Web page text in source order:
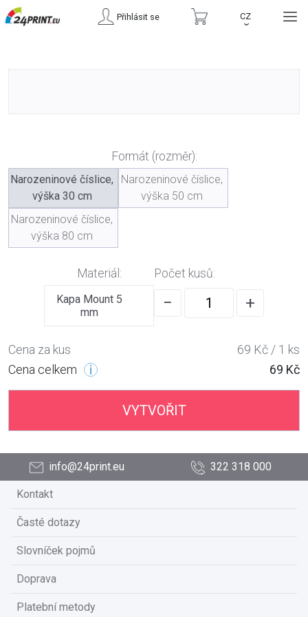
Přihlásit se CZ
›
Formát (rozměr):
Narozeninové číslice,
výška 30 cm
Narozeninové číslice,
výška 50 cm
Narozeninové číslice,
výška 80 cm
Materiál:
Kapa Mount 5
mm
Počet kusů:
− +
Cena za kus
69 Kč / 1 ks
Cena celkem
69 Kč
VYTVOŘIT
info@24print.eu 322 318 000
Kontakt
Časté dotazy
Slovníček pojmů
Doprava
Platební metody